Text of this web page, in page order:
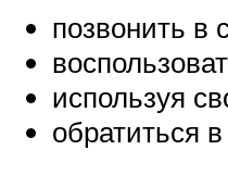
позвонить в
используя
обратиться